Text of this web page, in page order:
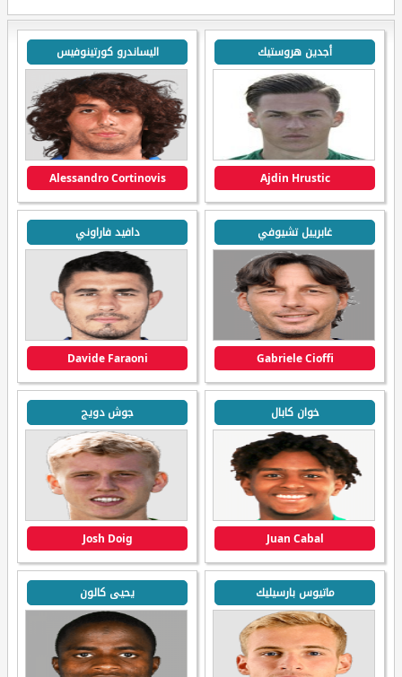
أجدين هروستيك
Ajdin Hrustic
اليساندرو كورتينوفيس
Alessandro Cortinovis
غابرييل تشيوفي
Gabriele Cioffi
دافيد فاراوني
Davide Faraoni
خوان كابال
Juan Cabal
جوش دويج
Josh Doig
ماتيوس بارسيليك يحيى كالون